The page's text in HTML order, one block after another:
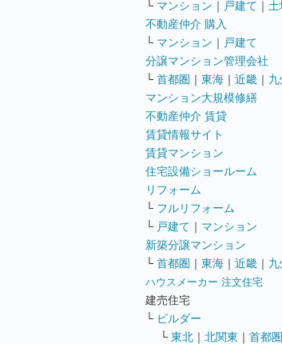
└ マンション ｜ 戸建て ｜
不動産仲介 購入
└ マンション ｜ 戸建て
分譲マンション管理会社
└ 首都圏 ｜ 東海 ｜ 近畿 ｜ 九
マンション大規模修繕
不動産仲介 賃貸
賃貸情報サイト
賃貸マンション
住宅設備ショールーム
リフォーム
└ フルリフォーム
└ 戸建て ｜ マンション
新築分譲マンション
└ 首都圏 ｜ 東海 ｜ 近畿 ｜ 九
ハウスメーカー 注文住宅
建売住宅
└ ビルダー
└ 東北 ｜ 北関東 ｜ 首都圏